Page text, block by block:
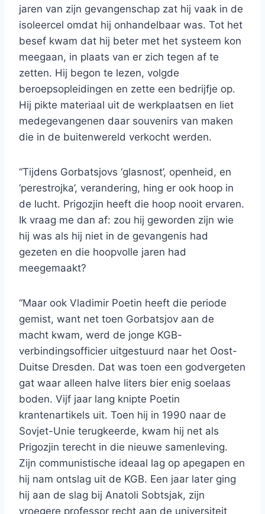
jaren van zijn gevangenschap zat hij vaak in de
isoleercel omdat hij onhandelbaar was. Tot het
besef kwam dat hij beter met het systeem kon
meegaan, in plaats van er zich tegen af te
zetten. Hij begon te lezen, volgde
beroepsopleidingen en zette een bedrijfje op.
Hij pikte materiaal uit de werkplaatsen en liet
medegevangenen daar souvenirs van maken
die in de buitenwereld verkocht werden.
“Tijdens Gorbatsjovs ‘glasnost’, openheid, en
‘perestrojka’, verandering, hing er ook hoop in
de lucht. Prigozjin heeft die hoop nooit ervaren.
Ik vraag me dan af: zou hij geworden zijn wie
hij was als hij niet in de gevangenis had
gezeten en die hoopvolle jaren had
meegemaakt?
“Maar ook Vladimir Poetin heeft die periode
gemist, want net toen Gorbatsjov aan de
macht kwam, werd de jonge KGB-
verbindingsofficier uitgestuurd naar het Oost-
Duitse Dresden. Dat was toen een godvergeten
gat waar alleen halve liters bier enig soelaas
boden. Vijf jaar lang knipte Poetin
krantenartikels uit. Toen hij in 1990 naar de
Sovjet-Unie terugkeerde, kwam hij net als
Prigozjin terecht in die nieuwe samenleving.
Zijn communistische ideaal lag op apegapen en
hij nam ontslag uit de KGB. Een jaar later ging
hij aan de slag bij Anatoli Sobtsjak, zijn
vroegere professor recht aan de universiteit